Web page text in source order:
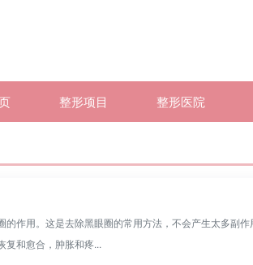
整形项目 整形医院
作用。这是去除黑眼圈的常用方法，不会产生太多副作
复和愈合，肿胀和疼...